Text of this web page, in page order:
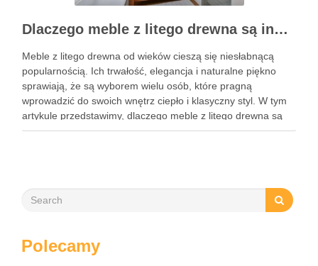
Dlaczego meble z litego drewna są inwestycją na całe życie?
Meble z litego drewna od wieków cieszą się niesłabnącą
popularnością. Ich trwałość, elegancja i naturalne piękno
sprawiają, że są wyborem wielu osób, które pragną
wprowadzić do swoich wnętrz ciepło i klasyczny styl. W tym
artykule przedstawimy, dlaczego meble z litego drewna są
inwestycją na całe życie, jakie korzyści niesie za …
Polecamy